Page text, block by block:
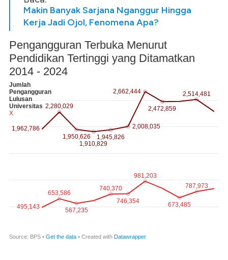
Makin Banyak Sarjana Nganggur Hingga
Kerja Jadi Ojol, Fenomena Apa?